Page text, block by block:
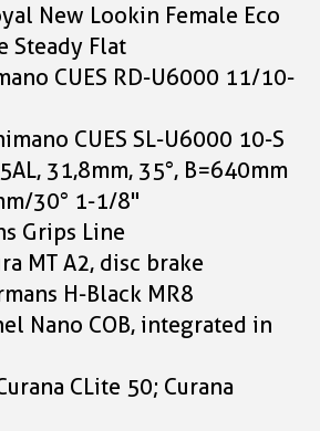
New Lookin Female Eco
Steady Flat
CUES RD-U6000 11/10-
CUES SL-U6000 10-S
31,8mm, 35°, B=640mm
30° 1-1/8"
Grips Line
MT A2, disc brake
H-Black MR8
Nano COB, integrated in
CLite 50; Curana